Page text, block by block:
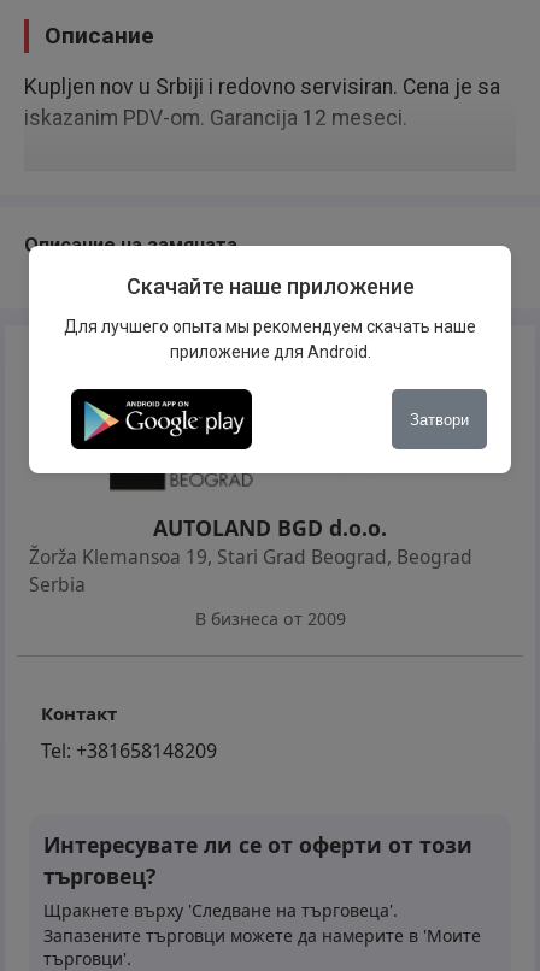
Описание
Kupljen nov u Srbiji i redovno servisiran. Cena je sa
iskazanim PDV-om. Garancija 12 meseci.
Описание на замяната
AUTOLAND BGD d.o.o.
Žorža Klemansoa 19, Stari Grad Beograd, Beograd
Serbia
В бизнеса от 2009
Контакт
Tel: +381658148209
Интересувате ли се от оферти от този
търговец?
Щракнете върху 'Следване на търговеца'.
Запазените търговци можете да намерите в 'Моите
търговци'.
Скачайте наше приложение
Для лучшего опыта мы рекомендуем скачать наше
приложение для Android.
Затвори